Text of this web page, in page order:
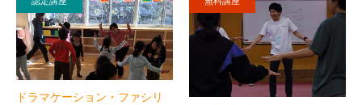
ドラマケーション・ファシリ